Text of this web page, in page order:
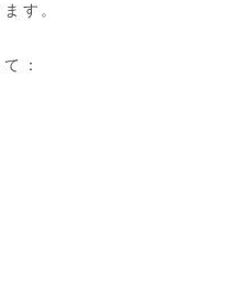
す。
：